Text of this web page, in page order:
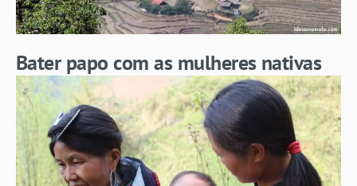
Bater papo com as mulheres nativas